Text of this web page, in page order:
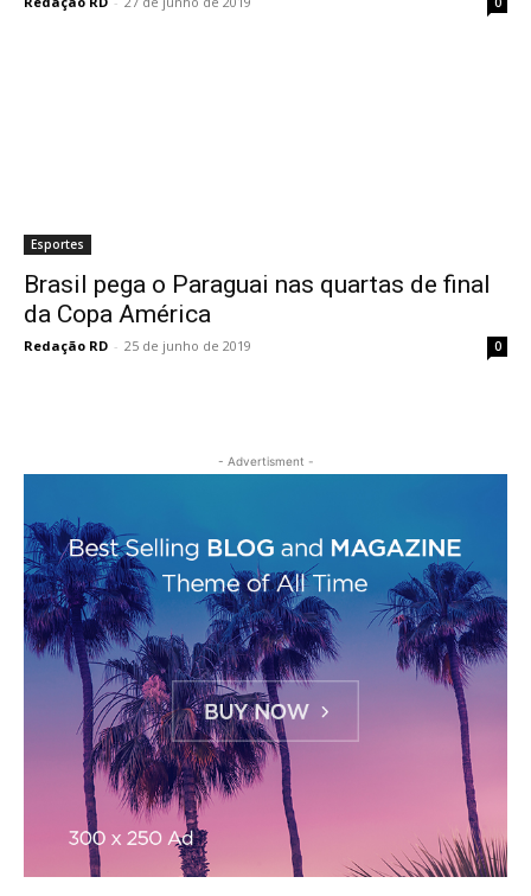
Esportes
Brasil pega o Paraguai nas quartas de final
da Copa América
Redação RD - 25 de junho de 2019 0
- Advertisment -